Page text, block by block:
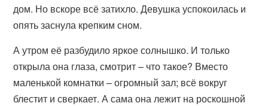
дом. Но вскоре всё затихло. Девушка успокоилась и
опять заснула крепким сном.
А утром её разбудило яркое солнышко. И только
открыла она глаза, смотрит – что такое? Вместо
маленькой комнатки – огромный зал; всё вокруг
блестит и сверкает. А сама она лежит на роскошной